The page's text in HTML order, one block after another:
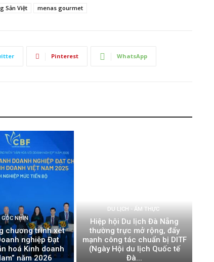
Sản Việt menas gourmet
Pinterest WhatsApp
GÓC NHÌN
chương trình xét
nghiệp Đạt
hoá Kinh doanh
năm 2026
DU LỊCH - ẨM THỰC
Hiệp hội Du lịch Đà Nẵng
thường trực mở rộng, đẩy
mạnh công tác chuẩn bị DITF
(Ngày Hội du lịch Quốc tế
Đà...